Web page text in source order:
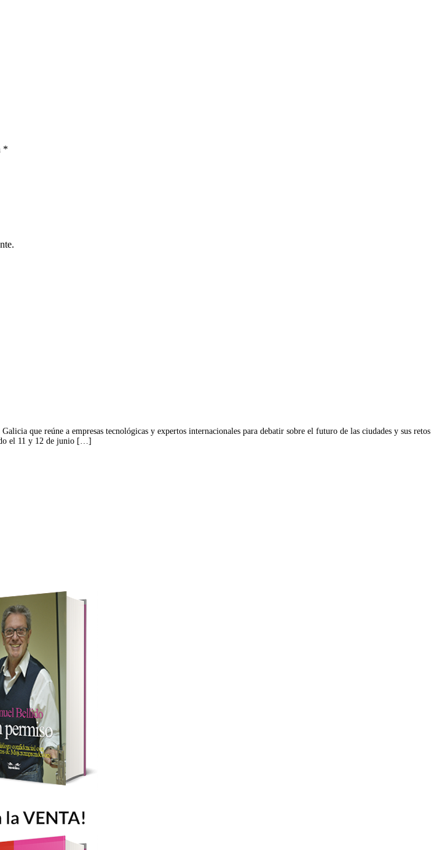
*
que reúne a empresas tecnológicas y expertos internacionales para debatir sobre el futuro de las ciudades y sus retos
el 11 y 12 de junio […]